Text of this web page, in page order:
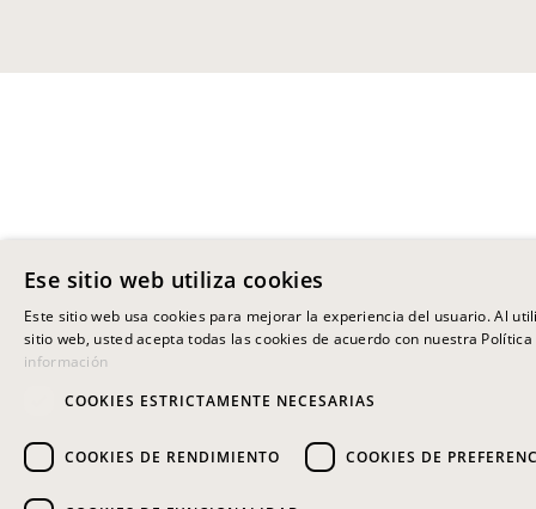
Ese sitio web utiliza cookies
Este sitio web usa cookies para mejorar la experiencia del usuario. Al
sitio web, usted acepta todas las cookies de acuerdo con nuestra Política
información
COOKIES ESTRICTAMENTE NECESARIAS
COOKIES DE RENDIMIENTO COOKIES DE